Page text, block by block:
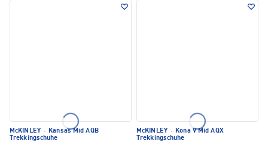
McKINLEY · Kansas Mid AQB
Trekkingschuhe
McKINLEY · Kona V Mid AQX
Trekkingschuhe